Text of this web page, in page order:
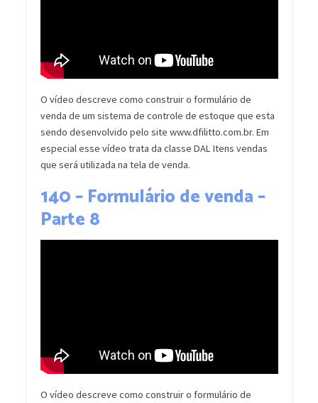
O vídeo descreve como construir o formulário de
venda de um sistema de controle de estoque que esta
sendo desenvolvido pelo site www.dfilitto.com.br. Em
especial esse vídeo trata da classe DAL Itens vendas
que será utilizada na tela de venda.
140 – Formulário de venda –
Parte 8
O vídeo descreve como construir o formulário de